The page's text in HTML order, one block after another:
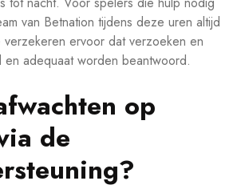
van Betnation tijdens deze uren altijd
ervoor dat verzoeken en
en adequaat worden beantwoord.
op
de